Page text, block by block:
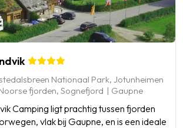
Nationaal Park, Jotunheimen
fjorden, Sognefjord
Gaupne
Camping ligt prachtig tussen fjorden
vlak bij Gaupne, en is een ideale